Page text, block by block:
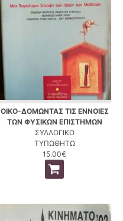
ΟΙΚΟ-ΔΟΜΩΝΤΑΣ ΤΙΣ ΕΝΝΟΙΕΣ
ΤΩΝ ΦΥΣΙΚΩΝ ΕΠΙΣΤΗΜΩΝ
ΣΥΛΛΟΓΙΚΟ
ΤΥΠΩΘΗΤΩ
15.00€